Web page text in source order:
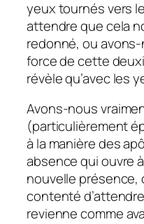
yeux tournés vers
attendre que cela
redonné, ou
force de cette
révèle qu’avec les
Avons-nous
(particulièrement
à la manière des
absence qui ouvre
nouvelle
contenté
revienne comme